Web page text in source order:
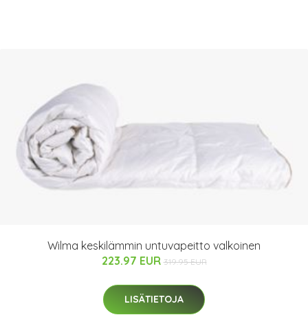
Wilma keskilämmin untuvapeitto valkoinen
223.97 EUR 319.95 EUR
LISÄTIETOJA